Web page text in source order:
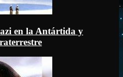
en la Antártida y